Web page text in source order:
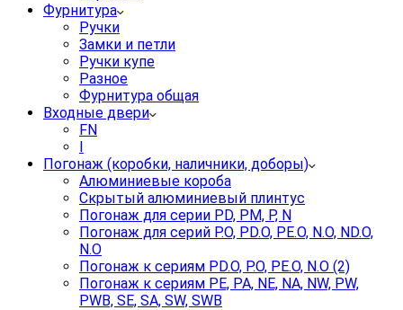
Фурнитура
Ручки
Замки и петли
Ручки купе
Разное
Фурнитура общая
Входные двери
FN
I
Погонаж (коробки, наличники, доборы)
Алюминиевые короба
Скрытый алюминиевый плинтус
Погонаж для серии PD, PM, P, N
Погонаж для серий P.O, PD.O, PE.O, N.O, ND.O,
N.O
Погонаж к сериям PD.O, P.O, PE.O, N.O (2)
Погонаж к сериям PE, PA, NE, NA, NW, PW,
PWB, SE, SA, SW, SWB